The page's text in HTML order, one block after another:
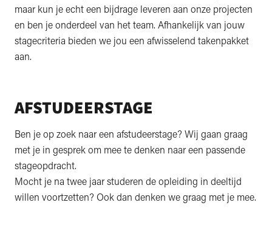
maar kun je echt een bijdrage leveren aan onze projecten
en ben je onderdeel van het team. Afhankelijk van jouw
stagecriteria bieden we jou een afwisselend takenpakket
aan.
AFSTUDEERSTAGE
Ben je op zoek naar een afstudeerstage? Wij gaan graag
met je in gesprek om mee te denken naar een passende
stageopdracht.
Mocht je na twee jaar studeren de opleiding in deeltijd
willen voortzetten? Ook dan denken we graag met je mee.